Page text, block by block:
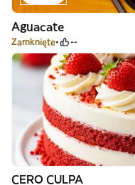
Aguacate
Zamknięte --
CERO CULPA